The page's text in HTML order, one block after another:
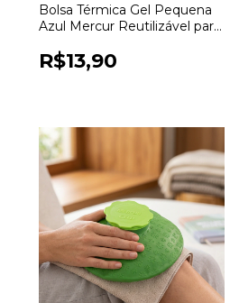
Bolsa Térmica Gel Pequena
Azul Mercur Reutilizável para
R$13,90